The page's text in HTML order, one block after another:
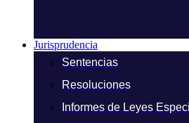
Jurisprudencia
Sentencias
Resoluciones
Informes de Leyes